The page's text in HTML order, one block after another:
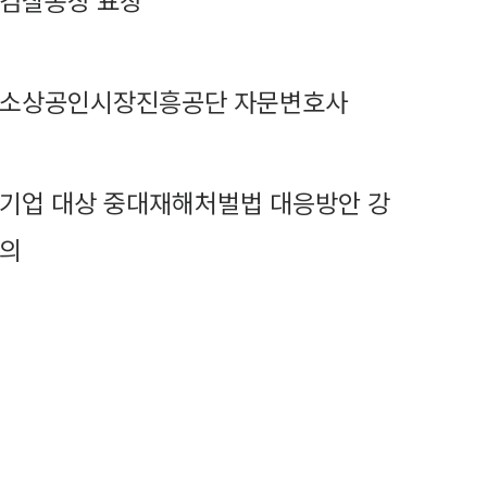
상공인시장진흥공단 자문변호사
업 대상 중대재해처벌법 대응방안 강